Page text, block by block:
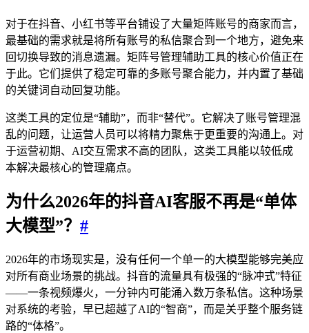
对于在抖音、小红书等平台铺设了大量矩阵账号的商家而言，
最基础的需求就是将所有账号的私信聚合到一个地方，避免来
回切换导致的消息遗漏。矩阵号管理辅助工具的核心价值正在
于此。它们提供了稳定可靠的多账号聚合能力，并内置了基础
的关键词自动回复功能。
这类工具的定位是“辅助”，而非“替代”。它解决了账号管理混
乱的问题，让运营人员可以将精力聚焦于更重要的沟通上。对
于运营初期、AI交互需求不高的团队，这类工具能以较低成
本解决最核心的管理痛点。
为什么2026年的抖音AI客服不再是“单体
大模型”？ #
2026年的市场现实是，没有任何一个单一的大模型能够完美应
对所有商业场景的挑战。抖音的流量具有极强的“脉冲式”特征
——一条视频爆火，一分钟内可能涌入数万条私信。这种场景
对系统的考验，早已超越了AI的“智商”，而是关乎整个服务链
路的“体格”。